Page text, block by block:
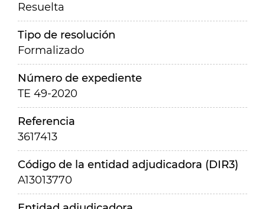
Resuelta
Tipo de resolución
Formalizado
Número de expediente
TE 49-2020
Referencia
3617413
Código de la entidad adjudicadora (DIR3)
A13013770